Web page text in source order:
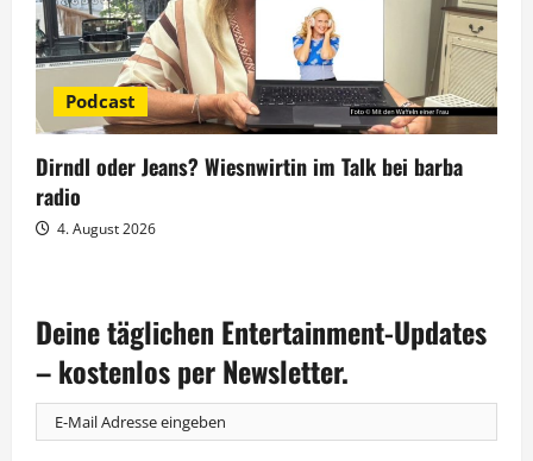
Podcast
Dirndl oder Jeans? Wiesnwirtin im Talk bei barba
radio
4. August 2026
Deine täglichen Entertainment-Updates
– kostenlos per Newsletter.